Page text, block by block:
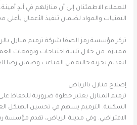
للعملاء الاطمئنان إلى أن منازلهم في أيدٍ
التقنيات والمواد لضمان تنفيذ الأعمال بأعلى
تركز مؤسسة رمز الصفا شركة ترميم منازل
ممتازة. من خلال تلبية احتياجات وتوقعات
لتقديم تجربة خالية من المتاعب وضمان رضا
إصلاح منازل بالرياض
ترميم المنازل يعتبر خطوة ضرورية للحفاظ على
السكنية. الترميم يسهم في تحسين الهيكل
الافتراضي. وفي مدينة الرياض، تقدم مؤسسة